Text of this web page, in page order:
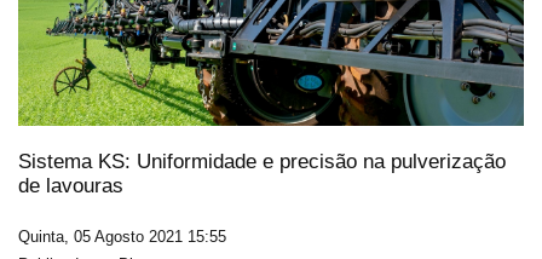
Sistema KS: Uniformidade e precisão na pulverização
de lavouras
Quinta, 05 Agosto 2021 15:55